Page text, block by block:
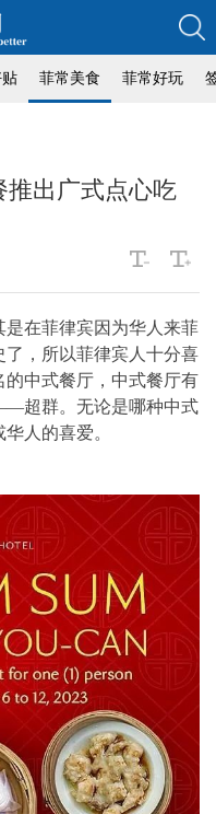
菲常美食 菲常好玩
推出广式点心吃
是在菲律宾因为华人来菲
，所以菲律宾人十分喜
中式餐厅，中式餐厅有
超群。无论是哪种中式
人的喜爱。